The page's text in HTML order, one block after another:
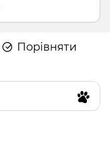
Порівняти